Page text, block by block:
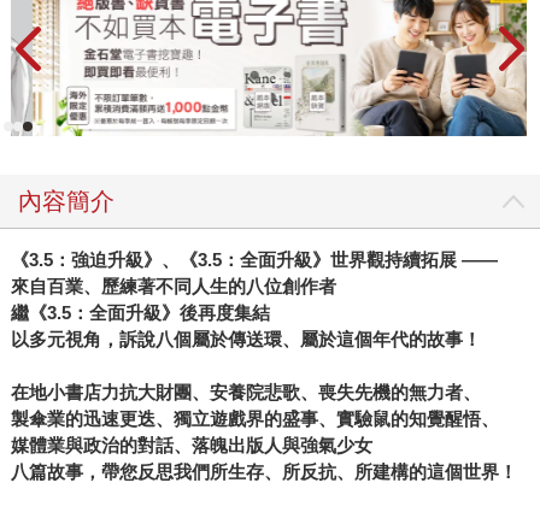
內容簡介
《3.5：強迫升級》、《3.5：全面升級》世界觀持續拓展 ――
來自百業、歷練著不同人生的八位創作者
繼《3.5：全面升級》後再度集結
以多元視角，訴說八個屬於傳送環、屬於這個年代的故事！
在地小書店力抗大財團、安養院悲歌、喪失先機的無力者、
製傘業的迅速更迭、獨立遊戲界的盛事、實驗鼠的知覺醒悟、
媒體業與政治的對話、落魄出版人與強氣少女
八篇故事，帶您反思我們所生存、所反抗、所建構的這個世界！